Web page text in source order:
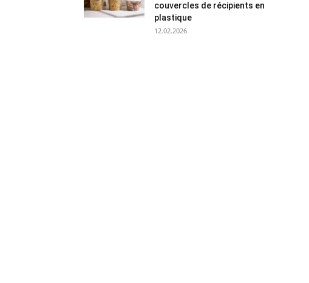
couvercles de récipients en
plastique
12.02.2026